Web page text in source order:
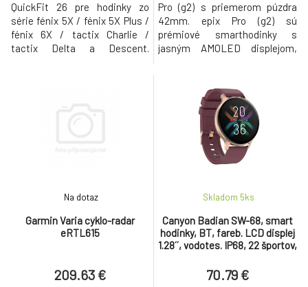
QuickFit 26 pre hodinky zo
série fénix 5X / fénix 5X Plus /
fénix 6X / tactix Charlie /
tactix Delta a Descent.
Pro (g2) s priemerom púzdra
42mm. epix Pro (g2) sú
prémiové smarthodinky s
jasným AMOLED displejom,
použitie pri širokom spektre
aktivít! Telo hodiniek je
vyrobené z mimoriadne
odolného, stáleho a zároven
lahkého materiálu fiber-
reinforced polymer. V závislosti
Garmin Varia cyklo-radar
eRTL615
Na dotaz
209.63 €
Canyon Badian SW-68, smart
hodinky, BT, fareb. LCD displej
1.28´´, vodotes. IP68, 22 športov,
Skladom 5ks
70.79 €